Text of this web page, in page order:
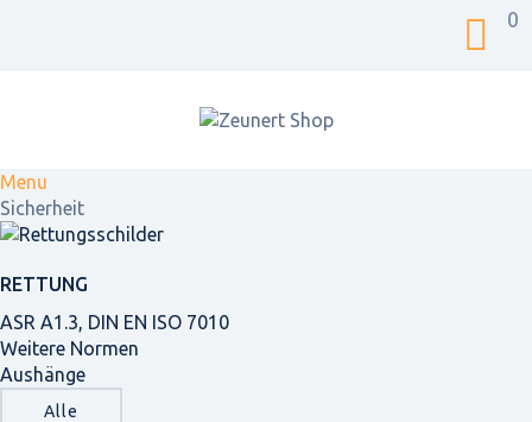
0
Menu
Sicherheit
RETTUNG
ASR A1.3, DIN EN ISO 7010
Weitere Normen
Aushänge
Alle